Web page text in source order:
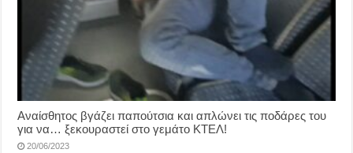
Αναίσθητος βγάζει παπούτσια και απλώνει τις ποδάρες του
για να… ξεκουραστεί στο γεμάτο ΚΤΕΛ!
20/06/2023